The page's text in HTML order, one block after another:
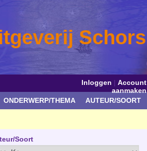
Inloggen | Account
aanmaken
Schors
ONDERWERP/THEMA AUTEUR/SOORT
Soort